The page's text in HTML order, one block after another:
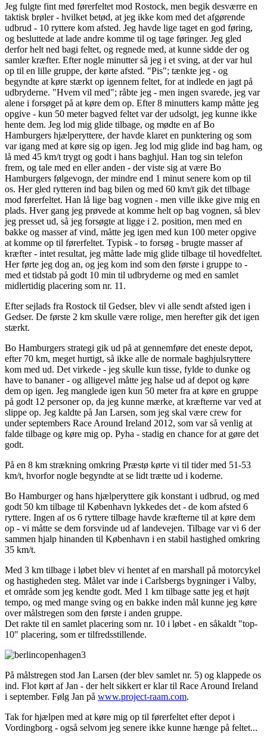
Jeg fulgte fint med førerfeltet mod Rostock, men begik desværre en
taktisk brøler - hvilket betød, at jeg ikke kom med det afgørende
udbrud - 10 ryttere kom afsted. Jeg havde lige taget en god føring,
og besluttede at lade andre komme til og tage føringer. Jeg gled
derfor helt ned bagi feltet, og regnede med, at kunne sidde der og
samler kræfter. Efter nogle minutter så jeg i et sving, at der var hul
op til en lille gruppe, der kørte afsted. "Pis"; tænkte jeg - og
begyndte at køre stærkt op igennem feltet, for at indlede en jagt på
udbryderne. "Hvem vil med"; råbte jeg - men ingen svarede, jeg var
alene i forsøget på at køre dem op. Efter 8 minutters kamp måtte jeg
opgive - kun 50 meter bagved feltet var der udsolgt, jeg kunne ikke
hente dem. Jeg lod mig glide tilbage, og mødte en af Bo
Hamburgers hjælperyttere, der havde klaret en punktering og som
var igang med at køre sig op igen. Jeg lod mig glide ind bag ham, og
lå med 45 km/t trygt og godt i hans baghjul. Han tog sin telefon
frem, og tale med en eller anden - der viste sig at være Bo
Hamburgers følgevogn, der mindre end 1 minut senere kom op til
os. Her gled rytteren ind bag bilen og med 60 km/t gik det tilbage
mod førerfeltet. Han lå lige bag vognen - men ville ikke give mig en
plads. Hver gang jeg prøvede at komme helt op bag vognen, så blev
jeg presset ud, så jeg forsøgte at ligge i 2. position, men med en
bakke og masser af vind, måtte jeg igen med kun 100 meter opgive
at komme op til førerfeltet. Typisk - to forsøg - brugte masser af
kræfter - intet resultat, jeg måtte lade mig glide tilbage til hovedfeltet.
Her førte jeg dog an, og jeg kom ind som den første i gruppe to -
med et tidstab på godt 10 min til udbryderne og med en samlet
midlertidig placering som nr. 11.
Efter sejlads fra Rostock til Gedser, blev vi alle sendt afsted igen i
Gedser. De første 2 km skulle være rolige, men herefter gik det igen
stærkt.
Bo Hamburgers strategi gik ud på at gennemføre det eneste depot,
efter 70 km, meget hurtigt, så ikke alle de normale baghjulsryttere
kom med ud. Det virkede - jeg skulle kun tisse, fylde to dunke og
have to bananer - og alligevel måtte jeg halse ud af depot og køre
dem op igen. Jeg manglede igen kun 50 meter fra at køre en gruppe
på godt 12 personer op, da jeg kunne mærke, at kræfterne var ved at
slippe op. Jeg kaldte på Jan Larsen, som jeg skal være crew for
under septembers Race Around Ireland 2012, som var så venlig at
falde tilbage og køre mig op. Pyha - stadig en chance for at gøre det
godt.
På en 8 km strækning omkring Præstø kørte vi til tider med 51-53
km/t, hvorfor nogle begyndte at se lidt trætte ud i koderne.
Bo Hamburger og hans hjælperyttere gik konstant i udbrud, og med
godt 50 km tilbage til København lykkedes det - de kom afsted 6
ryttere. Ingen af os 6 ryttere tilbage havde kræfterne til at køre dem
op - vi måtte se dem forsvinde ud af landevejen. Tilbage var vi 6 der
sammen hjalp hinanden til København i en stabil hastighed omkring
35 km/t.
Med 3 km tilbage i løbet blev vi hentet af en marshall på motorcykel
og hastigheden steg. Målet var inde i Carlsbergs bygninger i Valby,
et område som jeg kendte godt. Med 1 km tilbage satte jeg et højt
tempo, og med mange sving og en bakke inden mål kunne jeg køre
over målstregen som den første i anden gruppe.
Det rakte til en samlet placering som nr. 10 i løbet - en såkaldt "top-
10" placering, som er tilfredsstillende.
På målstregen stod Jan Larsen (der blev samlet nr. 5) og klappede os
ind. Flot kørt af Jan - der helt sikkert er klar til Race Around Ireland
i september. Følg Jan på www.project-raam.com.
Tak for hjælpen med at køre mig op til førerfeltet efter depot i
Vordingborg - også selvom jeg senere ikke kunne hænge på feltet...